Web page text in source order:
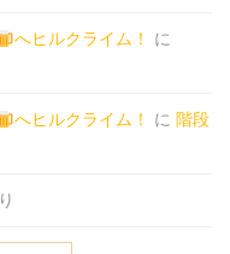
へヒルクライム！ に
へヒルクライム！ に 階段